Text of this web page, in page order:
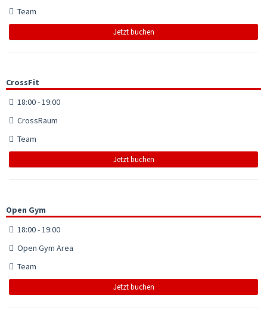
Team
Jetzt buchen
CrossFit
18:00 - 19:00
CrossRaum
Team
Jetzt buchen
Open Gym
18:00 - 19:00
Open Gym Area
Team
Jetzt buchen